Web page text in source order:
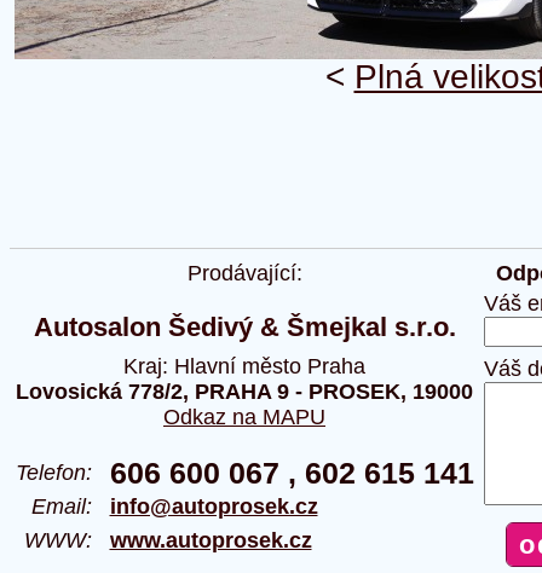
< Plná
Prodávající:
Autosalon Šedivý & Šmejkal s.r.o.
Kraj: Hlavní město Praha
Lovosická 778/2, PRAHA 9 - PROSEK, 19000
Odkaz na MAPU
Telefon: 606 600 067 , 602 615 141
Email: info@autoprosek.cz
WWW: www.autoprosek.cz
Váš
Váš